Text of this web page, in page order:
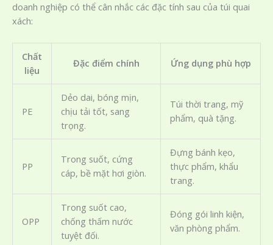
doanh nghiệp có thể cân nhắc các đặc tính sau của túi quai
xách:
Chất
liệu
Đặc điểm chính Ứng dụng phù hợp
PE
Dẻo dai, bóng mịn,
chịu tải tốt, sang
trọng.
Túi thời trang, mỹ
phẩm, quà tặng.
PP
Trong suốt, cứng
cáp, bề mặt hơi giòn.
Đựng bánh kẹo,
thực phẩm, khẩu
trang.
OPP
Trong suốt cao,
chống thấm nước
tuyệt đối.
Đóng gói linh kiện,
văn phòng phẩm.